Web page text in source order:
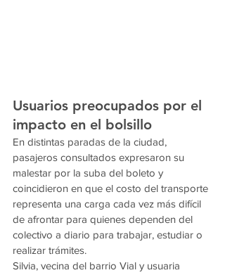
Usuarios preocupados por el
impacto en el bolsillo
En distintas paradas de la ciudad,
pasajeros consultados expresaron su
malestar por la suba del boleto y
coincidieron en que el costo del transporte
representa una carga cada vez más difícil
de afrontar para quienes dependen del
colectivo a diario para trabajar, estudiar o
realizar trámites.
Silvia, vecina del barrio Vial y usuaria